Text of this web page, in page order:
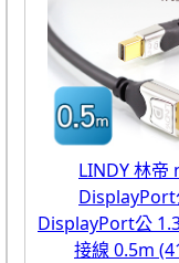
LINDY 林帝
DisplayPort
DisplayPort公
接線 0.5m